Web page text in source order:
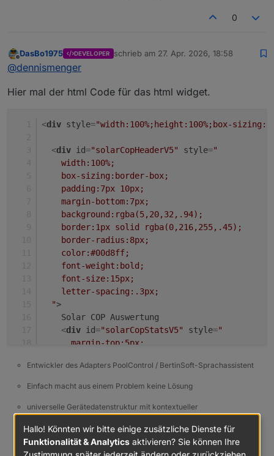
0
Offline
DasBo1975 DEVELOPER schrieb am 27. Apr. 2026, 18:58
zuletzt editiert von
@dennismenger
Hier mal der html Code für das html widget.
<div style="width:100%;height:100%;box-
<div id="solarCopHeaderV5" style="
    width:100%;
    box-sizing:border-box;
    padding:7px 10px;
    margin-bottom:7px;
    background:rgba(5,20,32,.94);
    border:1px solid rgba(0,216,255,.45);
    border-radius:8px;
    color:#00d8ff;
    font-weight:bold;
    font-size:15px;
    letter-spacing:.3px;
  "
>
    Solar COP Auswertung
<div id="solarCopStatsV5" style="
      margin-top:5px;
      font-weight:normal;
      font-size:10px;
    "
>lade Tageswerte...</div>
<div id="solarLogbookV5" style="
Entwickler des Adapters PoolControl / BertinSoft-Sprachassistent
Einfach macht aus einem Problem keine Lösung
universelle Gerätedatenstruktur mit kontextueller
Funktionszuordnung. Oder einfach gesagt: Jedes Gerät spricht
dieselbe Sprache - nur nicht jedes sagt alles!
Hallo! Könnten wir bitte einige zusätzliche Dienste für
Funktionalität & Analytics aktivieren? Sie können Ihre